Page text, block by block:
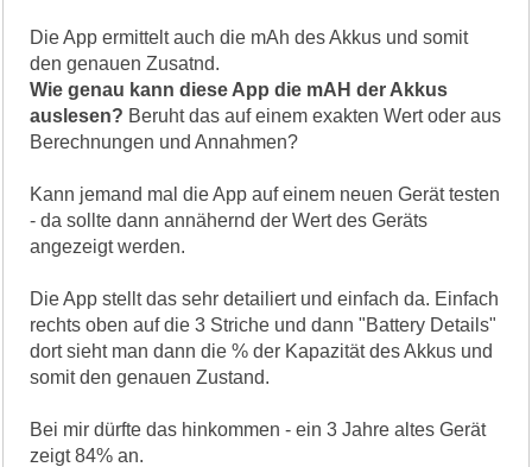
Die App ermittelt auch die mAh des Akkus und somit
den genauen Zusatnd.
Wie genau kann diese App die mAH der Akkus
auslesen? Beruht das auf einem exakten Wert oder aus
Berechnungen und Annahmen?
Kann jemand mal die App auf einem neuen Gerät testen
- da sollte dann annähernd der Wert des Geräts
angezeigt werden.
Die App stellt das sehr detailiert und einfach da. Einfach
rechts oben auf die 3 Striche und dann "Battery Details"
dort sieht man dann die % der Kapazität des Akkus und
somit den genauen Zustand.
Bei mir dürfte das hinkommen - ein 3 Jahre altes Gerät
zeigt 84% an.